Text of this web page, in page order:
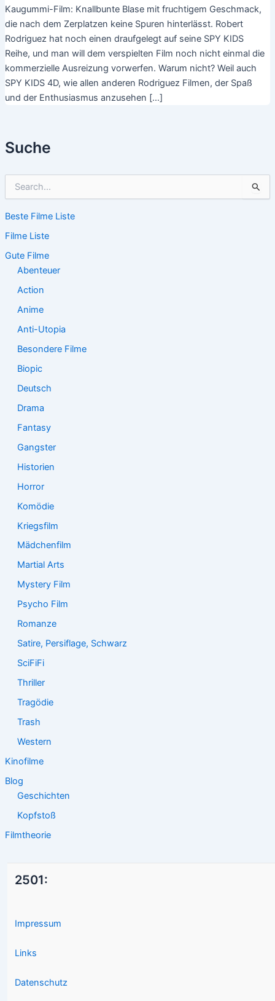
Suche
h
n
n
Beste Filme Liste
Filme Liste
Gute Filme
Abenteuer
Action
Anime
Anti-Utopia
Besondere Filme
Biopic
Deutsch
Drama
Fantasy
Gangster
Historien
Horror
Komödie
Kriegsfilm
Mädchenfilm
Martial Arts
Mystery Film
Psycho Film
Romanze
Satire, Persiflage, Schwarz
SciFiFi
Thriller
Tragödie
Trash
Western
Kinofilme
Blog
Geschichten
Kopfstoß
Filmtheorie
Kaugummi-Film: Knallbunte Blase mit fruchtigem Geschmack,
die nach dem Zerplatzen keine Spuren hinterlässt. Robert
Rodriguez hat noch einen draufgelegt auf seine SPY KIDS
Reihe, und man will dem verspielten Film noch nicht einmal die
kommerzielle Ausreizung vorwerfen. Warum nicht? Weil auch
SPY KIDS 4D, wie allen anderen Rodriguez Filmen, der Spaß
und der Enthusiasmus anzusehen […]
2501:
Impressum
Links
Datenschutz